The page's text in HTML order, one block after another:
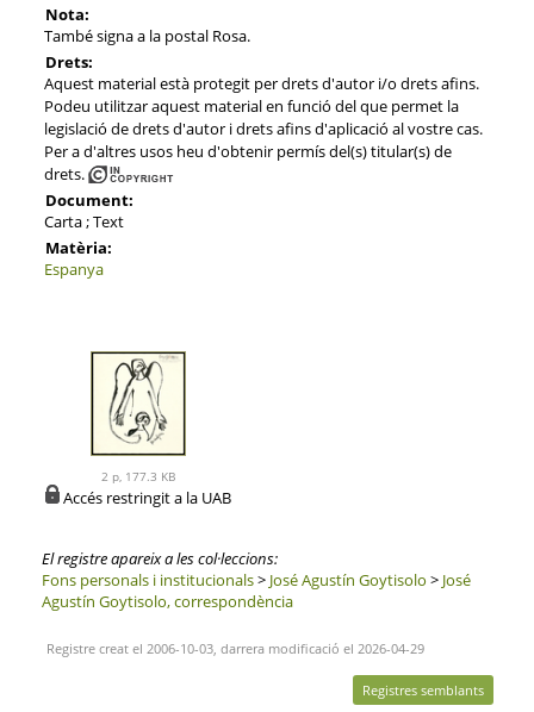
Nota:
També signa a la postal Rosa.
Drets:
Aquest material està protegit per drets d'autor i/o drets afins.
Podeu utilitzar aquest material en funció del que permet la
legislació de drets d'autor i drets afins d'aplicació al vostre cas.
Per a d'altres usos heu d'obtenir permís del(s) titular(s) de
drets.
Document:
Carta ; Text
Matèria:
Espanya
2 p, 177.3 KB
Accés restringit a la UAB
El registre apareix a les col·leccions:
Fons personals i institucionals> José Agustín Goytisolo > José
Agustín Goytisolo, correspondència
Registre creat el 2006-10-03, darrera modificació el 2026-04-29
Registres semblants